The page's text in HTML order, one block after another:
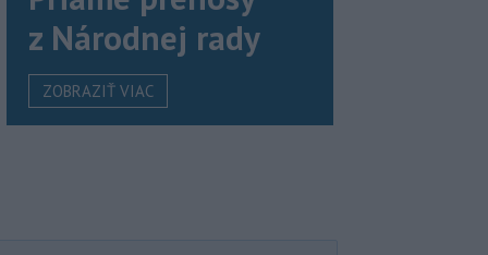
z Národnej rady
ZOBRAZIŤ VIAC